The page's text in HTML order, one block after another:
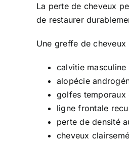
La perte de cheveux
de restaurer
Une greffe de
calvitie masculine
alopécie
golfes temporaux
ligne frontale
perte de densité
cheveux